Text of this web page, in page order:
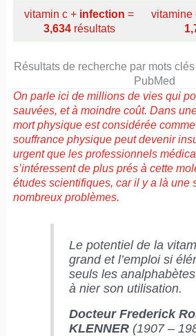
vitamin c + infection =
3,634résultats
vitamine
Résultats de recherche par mots
PubMed
On parle ici de millions de vies qui
sauvées, et à moindre coût. Dans
mort physique est considérée
souffrance physique peut devenir
urgent que les professionnels
s’intéressent de plus prés à cette
études scientifiques, car il y a là une
nombreux problèmes.
Le potentiel de la
grand et l’emploi si
seuls les
à nier son utilisation.
Docteur Frederick
KLENNER(1907 –